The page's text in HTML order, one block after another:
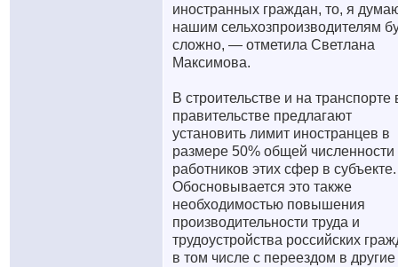
иностранных граждан, то, я
нашим сельхозпроизводителям
сложно, — отметила Светлана
Максимова.
В строительстве и на транспорте
правительстве предлагают
установить лимит иностранцев в
размере 50% общей численности
работников этих сфер в субъекте.
Обосновывается это также
необходимостью повышения
производительности труда и
трудоустройства российских
в том числе с переездом в другие